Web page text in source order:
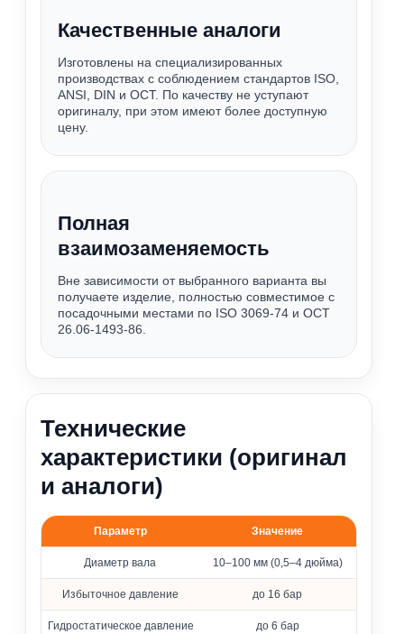
Качественные аналоги
Изготовлены на специализированных
производствах с соблюдением стандартов ISO,
ANSI, DIN и ОСТ. По качеству не уступают
оригиналу, при этом имеют более доступную
цену.
Полная
взаимозаменяемость
Вне зависимости от выбранного варианта вы
получаете изделие, полностью совместимое с
посадочными местами по ISO 3069-74 и ОСТ
26.06-1493-86.
Технические
характеристики (оригинал
и аналоги)
Основные параметры уплотнения 2100
Параметр Значение
Диаметр вала 10–100 мм (0,5–4 дюйма)
Избыточное давление до 16 бар
Гидростатическое давление до 6 бар